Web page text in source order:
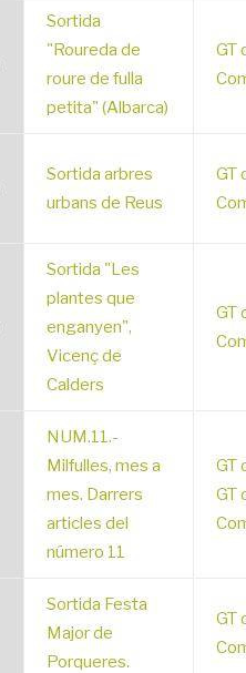
Sortida
"Roureda de
roure de fulla
petita" (Albarca)
GT
Sortida arbres
urbans de Reus
GT
Sortida "Les
plantes que
enganyen",
Vicenç de
Calders
GT
NUM.11.-
Milfulles, mes a
mes. Darrers
articles del
número 11
GT
GT
Sortida Festa
Major de
Porqueres.
GT